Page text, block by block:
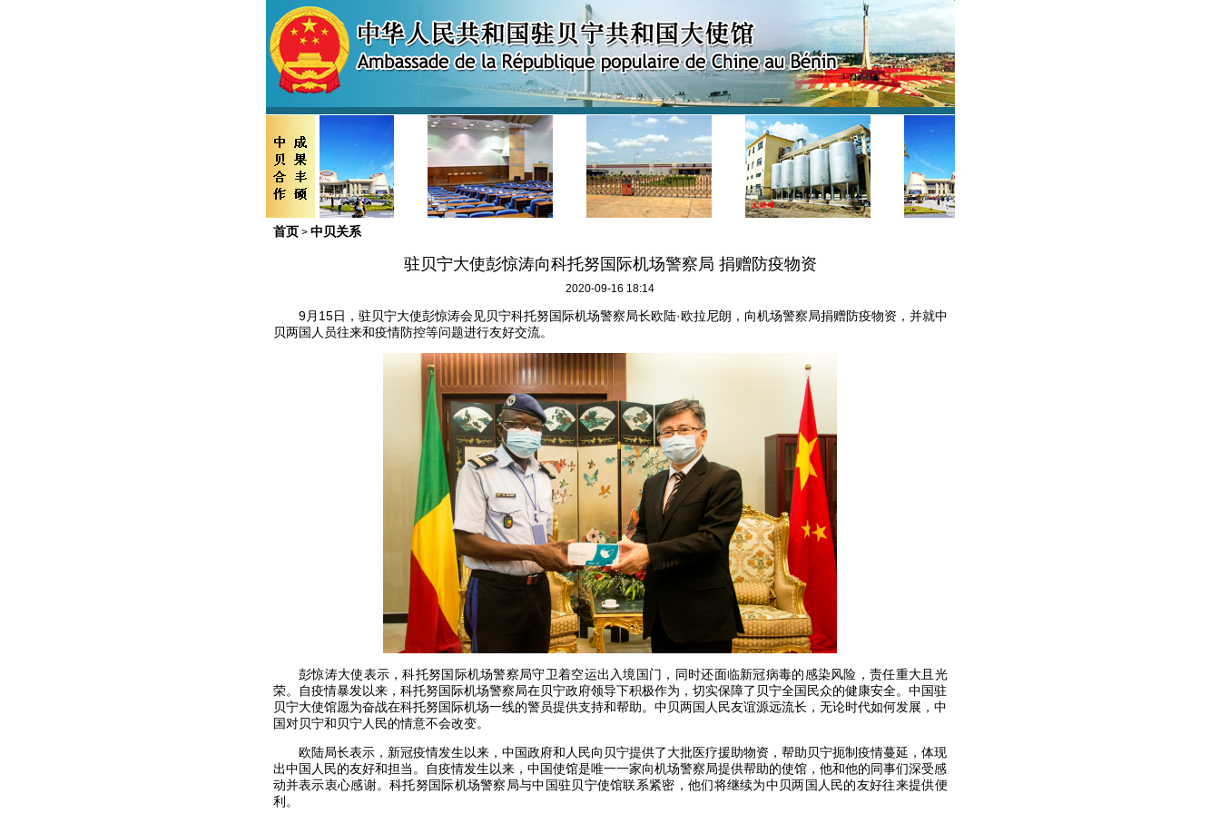
首页 > 中贝关系
驻贝宁大使彭惊涛向科托努国际机场警察局 捐赠防疫物资
2020-09-16 18:14
9月15日，驻贝宁大使彭惊涛会见贝宁科托努国际机场警察局长欧陆·欧拉尼朗，向机场警察局捐赠防疫物资，并就中
贝两国人员往来和疫情防控等问题进行友好交流。
彭惊涛大使表示，科托努国际机场警察局守卫着空运出入境国门，同时还面临新冠病毒的感染风险，责任重大且光
荣。自疫情暴发以来，科托努国际机场警察局在贝宁政府领导下积极作为，切实保障了贝宁全国民众的健康安全。中国驻
贝宁大使馆愿为奋战在科托努国际机场一线的警员提供支持和帮助。中贝两国人民友谊源远流长，无论时代如何发展，中
国对贝宁和贝宁人民的情意不会改变。
欧陆局长表示，新冠疫情发生以来，中国政府和人民向贝宁提供了大批医疗援助物资，帮助贝宁扼制疫情蔓延，体现
出中国人民的友好和担当。自疫情发生以来，中国使馆是唯一一家向机场警察局提供帮助的使馆，他和他的同事们深受感
动并表示衷心感谢。科托努国际机场警察局与中国驻贝宁使馆联系紧密，他们将继续为中贝两国人民的友好往来提供便
利。